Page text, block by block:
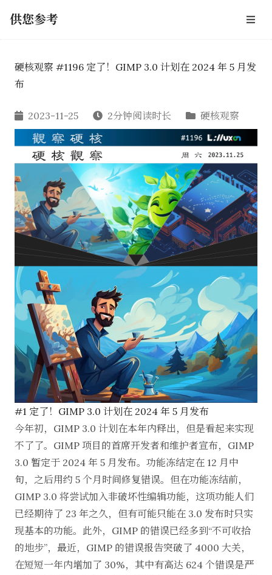
供您参考
硬核观察 #1196 定了！GIMP 3.0 计划在 2024 年 5 月发
布
2023-11-25 2分钟阅读时长 硬核观察
#1 定了！GIMP 3.0 计划在 2024 年 5 月发布
今年初，GIMP 3.0 计划在本年内释出，但是看起来实现
不了了。GIMP 项目的首席开发者和维护者宣布，GIMP
3.0 暂定于 2024 年 5 月发布。功能冻结定在 12 月中
旬，之后用约 5 个月时间修复错误。但在功能冻结前，
GIMP 3.0 将尝试加入非破坏性编辑功能，这项功能人们
已经期待了 23 年之久，但有可能只能在 3.0 发布时只实
现基本的功能。此外，GIMP 的错误已经多到“不可收拾
的地步”，最近，GIMP 的错误报告突破了 4000 大关，
在短短一年内增加了 30%，其中有高达 624 个错误是严